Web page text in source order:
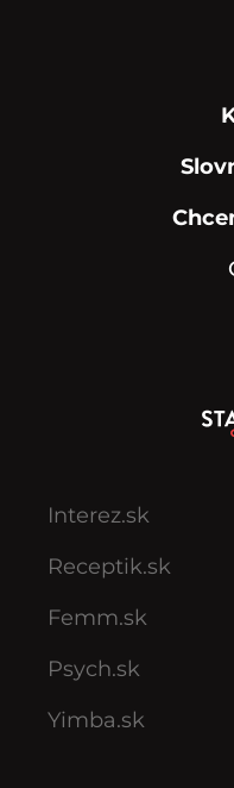
Interez.sk
Receptik.sk
Femm.sk
Psych.sk
Yimba.sk